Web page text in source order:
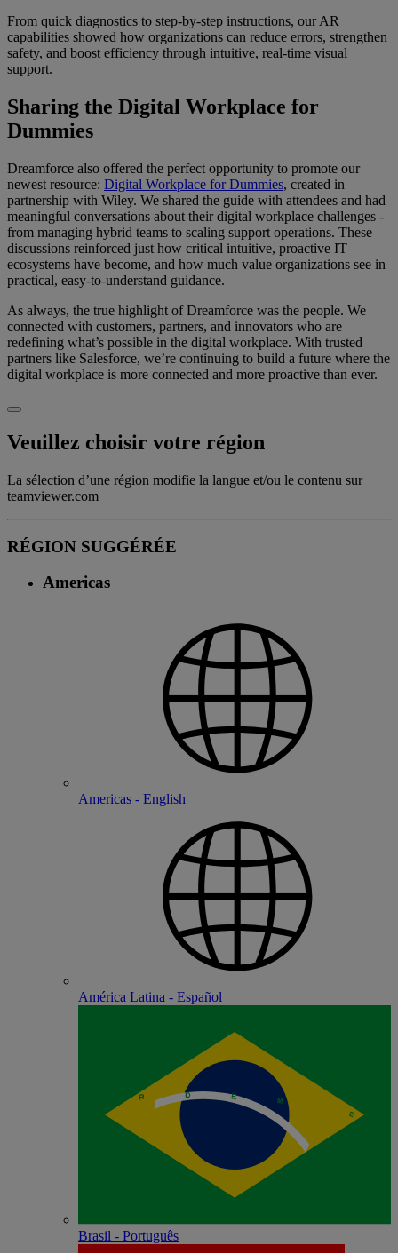
From quick diagnostics to step-by-step instructions, our AR
capabilities showed how organizations can reduce errors, strengthen
safety, and boost efficiency through intuitive, real-time visual
support.
Sharing the Digital Workplace for
Dummies
Dreamforce also offered the perfect opportunity to promote our
newest resource: Digital Workplace for Dummies, created in
partnership with Wiley. We shared the guide with attendees and had
meaningful conversations about their digital workplace challenges -
from managing hybrid teams to scaling support operations. These
discussions reinforced just how critical intuitive, proactive IT
ecosystems have become, and how much value organizations see in
practical, easy-to-understand guidance.
As always, the true highlight of Dreamforce was the people. We
connected with customers, partners, and innovators who are
redefining what’s possible in the digital workplace. With trusted
partners like Salesforce, we’re continuing to build a future where the
digital workplace is more connected and more proactive than ever.
Veuillez choisir votre région
La sélection d’une région modifie la langue et/ou le contenu sur
teamviewer.com
RÉGION SUGGÉRÉE
Americas
Americas - English
América Latina - Español
Brasil - Português